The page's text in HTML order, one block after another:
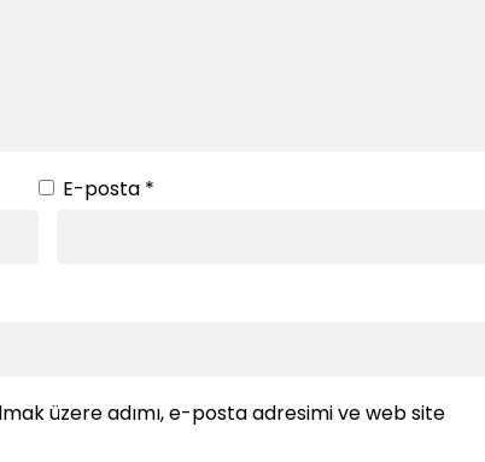
E-posta *
üzere adımı, e-posta adresimi ve web site